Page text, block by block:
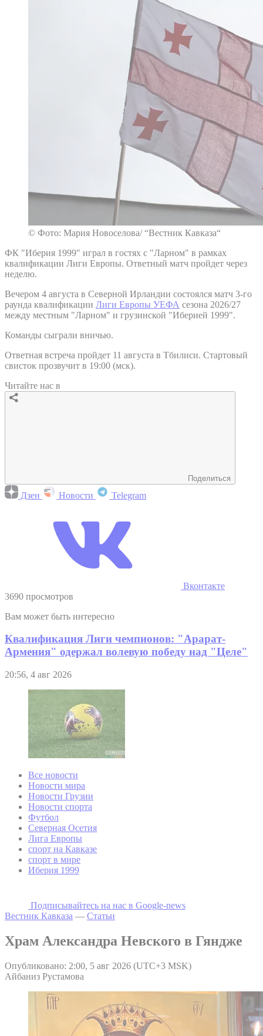
© Фото: Мария Новоселова/ “Вестник Кавказа“
ФК "Иберия 1999" играл в гостях с "Ларном" в рамках
квалификации Лиги Европы. Ответный матч пройдет через
неделю.
Вечером 4 августа в Северной Ирландии состоялся матч 3-го
раунда квалификации Лиги Европы УЕФА сезона 2026/27
между местным "Ларном" и грузинской "Иберией 1999".
Команды сыграли вничью.
Ответная встреча пройдет 11 августа в Тбилиси. Стартовый
свисток прозвучит в 19:00 (мск).
Читайте нас в
Поделиться
Дзен Новости Telegram
Вконтакте
3690 просмотров
Вам может быть интересно
Квалификация Лиги чемпионов: "Арарат-
Армения" одержал волевую победу над "Целе"
20:56, 4 авг 2026
Все новости
Новости мира
Новости Грузии
Новости спорта
Футбол
Северная Осетия
Лига Европы
спорт на Кавказе
спорт в мире
Иберия 1999
Подписывайтесь на наc в Google-news
Вестник Кавказа — Статьи
Храм Александра Невского в Гяндже
Опубликовано: 2:00, 5 авг 2026 (UTC+3 MSK)
Айбаниз Рустамова